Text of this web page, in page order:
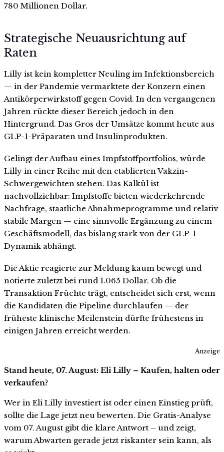
780 Millionen Dollar.
Strategische Neuausrichtung auf
Raten
Lilly ist kein kompletter Neuling im Infektionsbereich
— in der Pandemie vermarktete der Konzern einen
Antikörperwirkstoff gegen Covid. In den vergangenen
Jahren rückte dieser Bereich jedoch in den
Hintergrund. Das Gros der Umsätze kommt heute aus
GLP-1-Präparaten und Insulinprodukten.
Gelingt der Aufbau eines Impfstoffportfolios, würde
Lilly in einer Reihe mit den etablierten Vakzin-
Schwergewichten stehen. Das Kalkül ist
nachvollziehbar: Impfstoffe bieten wiederkehrende
Nachfrage, staatliche Abnahmeprogramme und relativ
stabile Margen — eine sinnvolle Ergänzung zu einem
Geschäftsmodell, das bislang stark von der GLP-1-
Dynamik abhängt.
Die Aktie reagierte zur Meldung kaum bewegt und
notierte zuletzt bei rund 1.065 Dollar. Ob die
Transaktion Früchte trägt, entscheidet sich erst, wenn
die Kandidaten die Pipeline durchlaufen — der
früheste klinische Meilenstein dürfte frühestens in
einigen Jahren erreicht werden.
Anzeige
Stand heute, 07. August: Eli Lilly – Kaufen, halten oder
verkaufen?
Wer in Eli Lilly investiert ist oder einen Einstieg prüft,
sollte die Lage jetzt neu bewerten. Die Gratis-Analyse
vom 07. August gibt die klare Antwort – und zeigt,
warum Abwarten gerade jetzt riskanter sein kann, als